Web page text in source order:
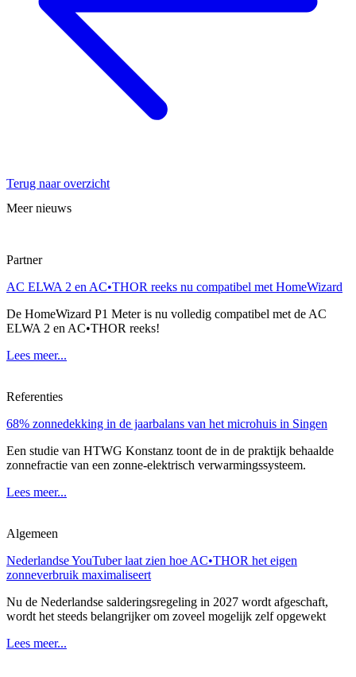
Terug naar overzicht
Meer nieuws
Partner
AC ELWA 2 en AC•THOR reeks nu compatibel met HomeWizard
De HomeWizard P1 Meter is nu volledig compatibel met de AC
ELWA 2 en AC•THOR reeks!
Lees meer...
Referenties
68% zonnedekking in de jaarbalans van het microhuis in Singen
Een studie van HTWG Konstanz toont de in de praktijk behaalde
zonnefractie van een zonne-elektrisch verwarmingssysteem.
Lees meer...
Algemeen
Nederlandse YouTuber laat zien hoe AC•THOR het eigen
zonneverbruik maximaliseert
Nu de Nederlandse salderingsregeling in 2027 wordt afgeschaft,
wordt het steeds belangrijker om zoveel mogelijk zelf opgewekt
Lees meer...